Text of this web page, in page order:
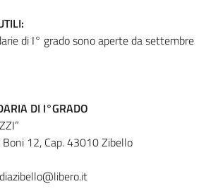
di I° grado sono aperte da settembre
DI I°GRADO
Boni 12, Cap. 43010 Zibello